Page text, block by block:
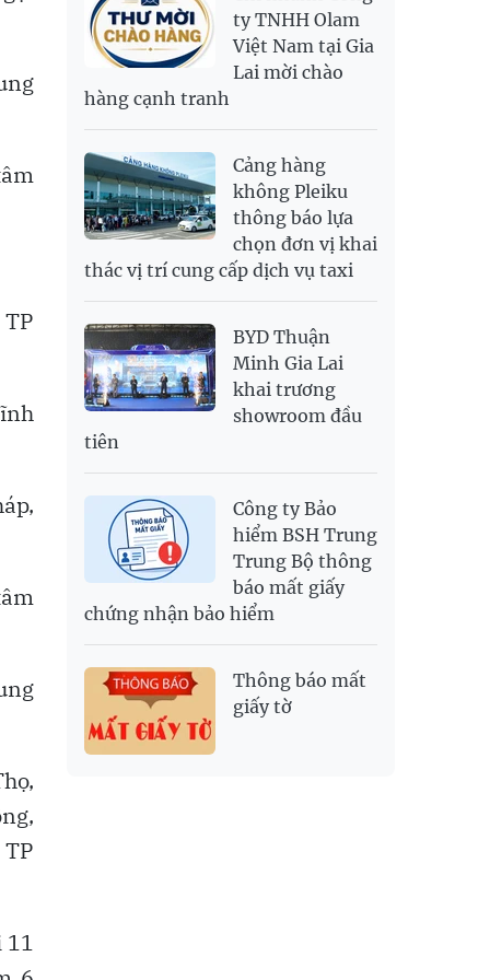
11
RUB
307.79
340.71
SAR
6,944.19
7,243.07
2,709.1
2,823.98
SGD
19,929.2
USD
26,010 26,040 26,420
ty TNHH Olam
Việt Nam tại Gia
Lai mời chào
hàng cạnh tranh
Cảng hàng
không Pleiku
thông báo lựa
chọn đơn vị khai
thác vị trí cung cấp dịch vụ taxi
BYD Thuận
Minh Gia Lai
khai trương
showroom đầu
tiên
Công ty Bảo
hiểm BSH Trung
Trung Bộ thông
báo mất giấy
chứng nhận bảo hiểm
Thông báo mất
giấy tờ